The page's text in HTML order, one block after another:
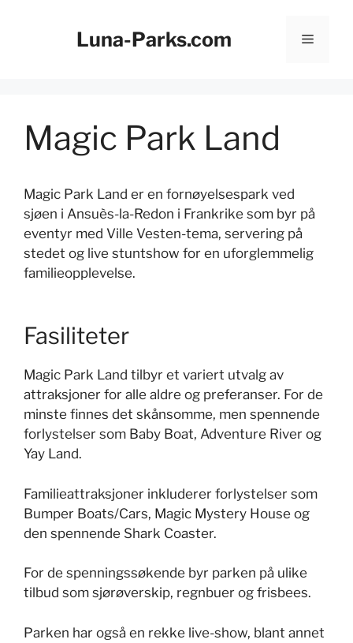
Luna-Parks.com Meny
Magic Park Land
Magic Park Land er en fornøyelsespark ved
sjøen i Ansuès-la-Redon i Frankrike som byr på
eventyr med Ville Vesten-tema, servering på
stedet og live stuntshow for en uforglemmelig
familieopplevelse.
Fasiliteter
Magic Park Land tilbyr et variert utvalg av
attraksjoner for alle aldre og preferanser. For de
minste finnes det skånsomme, men spennende
forlystelser som Baby Boat, Adventure River og
Yay Land.
Familieattraksjoner inkluderer forlystelser som
Bumper Boats/Cars, Magic Mystery House og
den spennende Shark Coaster.
For de spenningssøkende byr parken på ulike
tilbud som sjørøverskip, regnbuer og frisbees.
Parken har også en rekke live-show, blant annet